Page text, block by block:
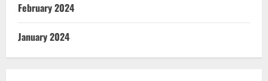
February 2024
January 2024